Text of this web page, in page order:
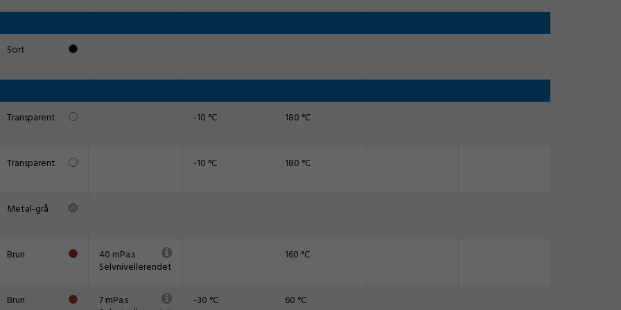
Sort
Transparent -10 °C 180 °C
Transparent -10 °C 180 °C
Metal-grå
Brun 40 mPa.s
Selvnivellerendet
160 °C
Brun 7 mPa.s -30 °C 60 °C